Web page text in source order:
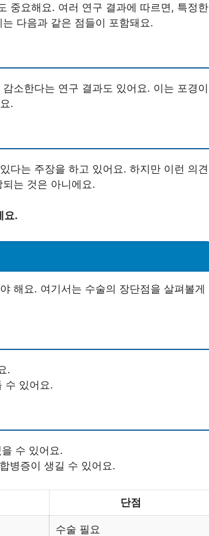
중요해요. 여러 연구 결과에 따르면, 특정한
다음과 같은 점들이 포함돼요.
소한다는 연구 결과도 있어요. 이는 포경이
.
다는 주장을 하고 있어요. 하지만 이런 의견
는 것은 아니에요.
요.
해요. 여기서는 수술의 장단점을 살펴볼게
.
수 있어요.
수 있어요.
병증이 생길 수 있어요.
단점
수술 필요